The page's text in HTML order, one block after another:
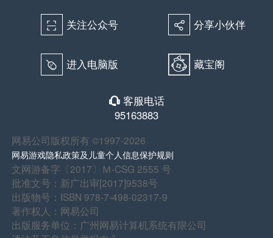
򰀁 关注公众号 򰀂 分享小伙伴
򰀄 进入电脑版 藏宝阁
򰀃 客服电话
95163883
网易公司版权所有 ©1997-2026
网易游戏隐私政策及儿童个人信息保护规则
文网游备字〔2017〕Ｍ-CSG 2555 号
批准文号：新广出审[2017]9538号
出版物号：ISBN 978-7-498-02317-9
著作权人：网易公司
出版服务单位：广州网易计算机系统有限公司